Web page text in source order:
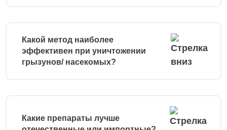
Какой метод наиболее
эффективен при уничтожении
грызунов/ насекомых?
Какие препараты лучше